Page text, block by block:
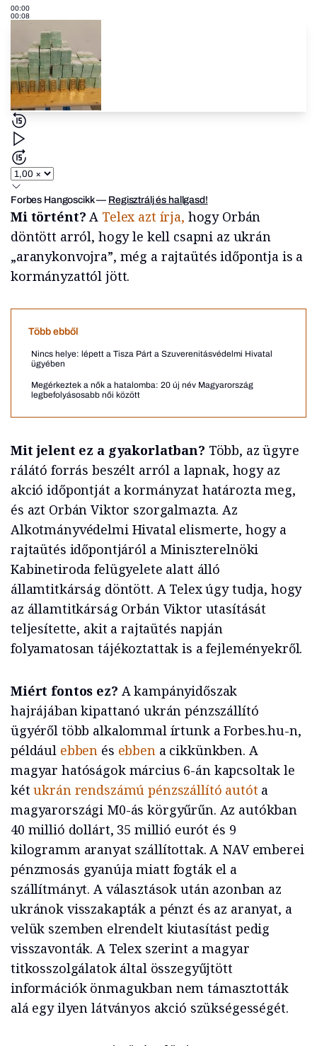
00:00
00:08
Forbes Hangoscikk— Regisztrálj és hallgasd!
Mi történt? A Telex azt írja, hogy Orbán
döntött arról, hogy le kell csapni az ukrán
„aranykonvojra”, még a rajtaütés időpontja is a
kormányzattól jött.
Több ebből
Nincs helye: lépett a Tisza Párt a Szuverenitásvédelmi Hivatal
ügyében
Megérkeztek a nők a hatalomba: 20 új név Magyarország
legbefolyásosabb női között
Mit jelent ez a gyakorlatban? Több, az ügyre
rálátó forrás beszélt arról a lapnak, hogy az
akció időpontját a kormányzat határozta meg,
és azt Orbán Viktor szorgalmazta. Az
Alkotmányvédelmi Hivatal elismerte, hogy a
rajtaütés időpontjáról a Miniszterelnöki
Kabinetiroda felügyelete alatt álló
államtitkárság döntött. A Telex úgy tudja, hogy
az államtitkárság Orbán Viktor utasítását
teljesítette, akit a rajtaütés napján
folyamatosan tájékoztattak is a fejleményekről.
Miért fontos ez? A kampányidőszak
hajrájában kipattanó ukrán pénzszállító
ügyéről több alkalommal írtunk a Forbes.hu-n,
például ebben és ebbena cikkünkben. A
magyar hatóságok március 6-án kapcsoltak le
kétukrán rendszámú pénzszállító autóta
magyarországi M0-ás körgyűrűn. Az autókban
40 millió dollárt, 35 millió eurót és 9
kilogramm aranyat szállítottak. A NAV emberei
pénzmosás gyanúja miatt fogták el a
szállítmányt. A választások után azonban az
ukránok visszakapták a pénzt és az aranyat, a
velük szemben elrendelt kiutasítást pedig
visszavonták. A Telex szerint a magyar
titkosszolgálatok által összegyűjtött
információk önmagukban nem támasztották
alá egy ilyen látványos akció szükségességét.